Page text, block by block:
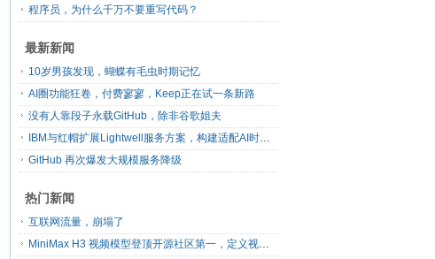
程序员，为什么千万不要重写代码？
最新新闻
10岁男孩发现，蝴蝶有毛虫时期记忆
AI圈功能狂卷，付费寥寥，Keep正在试一条新路
没有人靠段子永载GitHub，除非谷歌姐夫
IBM与红帽扩展Lightwell服务方案，构建适配AI时代开源生态的可信基础设施
GitHub 再次爆发大规模服务降级
热门新闻
互联网流量，崩塌了
MiniMax H3 视频模型登顶开源社区第一，定义视频模型领域“斩杀线”